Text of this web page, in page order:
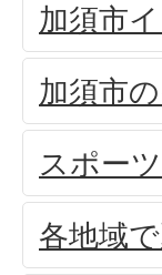
加須市
加須市
スポー
各地域